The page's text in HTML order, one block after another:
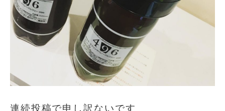
連続投稿で申し訳ないです